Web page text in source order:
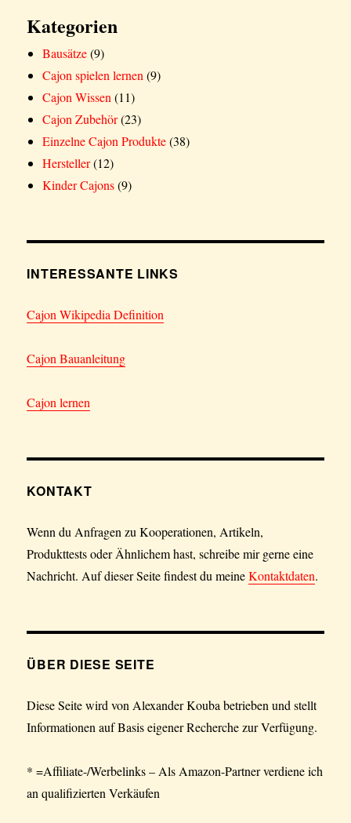
Kategorien
Bausätze(9)
Cajon spielen lernen(9)
Cajon Wissen(11)
Cajon Zubehör(23)
Einzelne Cajon Produkte(38)
Hersteller(12)
Kinder Cajons(9)
INTERESSANTE LINKS
Cajon Wikipedia Definition
Cajon Bauanleitung
Cajon lernen
KONTAKT
Wenn du Anfragen zu Kooperationen, Artikeln,
Produkttests oder Ähnlichem hast, schreibe mir gerne eine
Nachricht. Auf dieser Seite findest du meineKontaktdaten.
ÜBER DIESE SEITE
Diese Seite wird von Alexander Kouba betrieben und stellt
Informationen auf Basis eigener Recherche zur Verfügung.
* =Affiliate-/Werbelinks – Als Amazon-Partner verdiene ich
an qualifizierten Verkäufen